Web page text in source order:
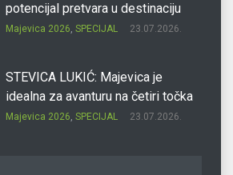
potencijal pretvara u destinaciju
Majevica 2026, SPECIJAL 23.07.2026.
STEVICA LUKIĆ: Majevica je
idealna za avanturu na četiri točka
Majevica 2026, SPECIJAL 23.07.2026.